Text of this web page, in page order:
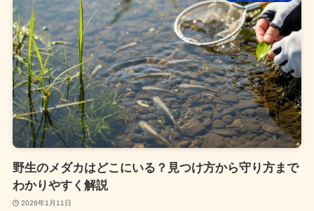
野生のメダカはどこにいる？見つけ方から守り方まで
わかりやすく解説
2026年1月11日